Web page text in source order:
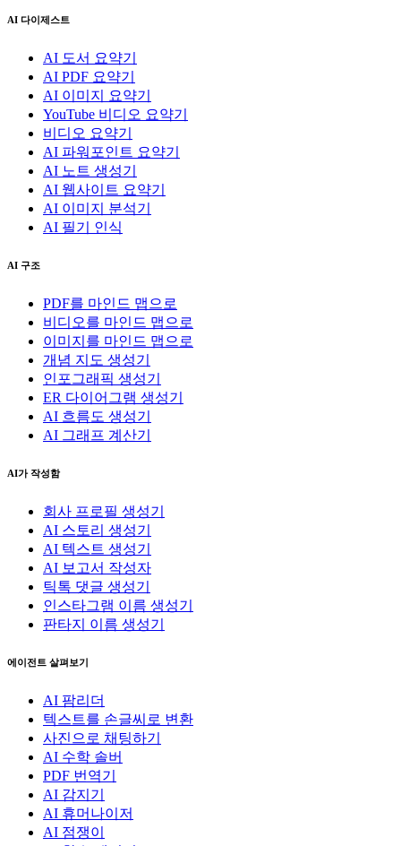
AI 다이제스트
AI 도서 요약기
AI PDF 요약기
AI 이미지 요약기
YouTube 비디오 요약기
비디오 요약기
AI 파워포인트 요약기
AI 노트 생성기
AI 웹사이트 요약기
AI 이미지 분석기
AI 필기 인식
AI 구조
PDF를 마인드 맵으로
비디오를 마인드 맵으로
이미지를 마인드 맵으로
개념 지도 생성기
인포그래픽 생성기
ER 다이어그램 생성기
AI 흐름도 생성기
AI 그래프 계산기
AI가 작성함
회사 프로필 생성기
AI 스토리 생성기
AI 텍스트 생성기
AI 보고서 작성자
틱톡 댓글 생성기
인스타그램 이름 생성기
판타지 이름 생성기
에이전트 살펴보기
AI 팜리더
텍스트를 손글씨로 변환
사진으로 채팅하기
AI 수학 솔버
PDF 번역기
AI 감지기
AI 휴머나이저
AI 점쟁이